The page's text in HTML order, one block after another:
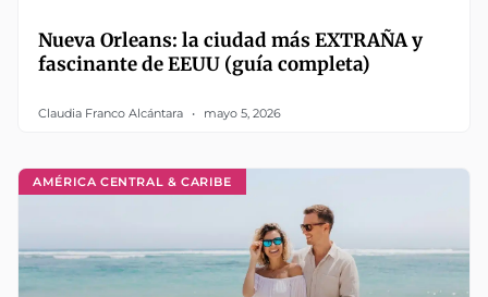
Nueva Orleans: la ciudad más EXTRAÑA y
fascinante de EEUU (guía completa)
Claudia Franco Alcántara mayo 5, 2026
AMÉRICA CENTRAL & CARIBE